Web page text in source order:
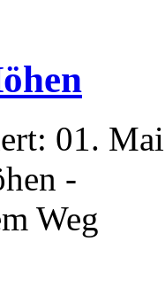
01.